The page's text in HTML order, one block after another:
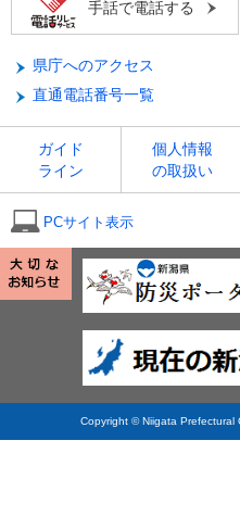
手話で電話する
県庁へのアクセス
直通電話番号一覧
ガイド
ライン
個人情報
の取扱い
PCサイト表示
Copyright © Niigata Prefectural